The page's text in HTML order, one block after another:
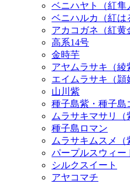
ベニハヤト（紅隼
ベニハルカ（紅は
アカコガネ（紅黄
高系14号
金時芋
アヤムラサキ（綾
エイムラサキ（頴
山川紫
種子島紫・種子島
ムラサキマサリ（
種子島ロマン
ムラサキムスメ（
パープルスウィー
シルクスイート
アヤコマチ